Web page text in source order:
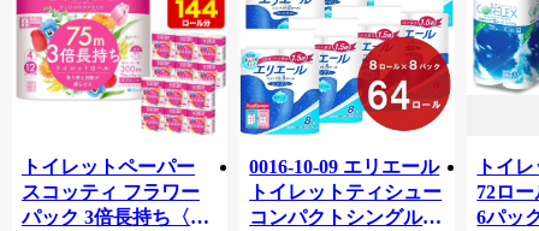
トイレットペーパー
スコッティ フラワー
パック 3倍長持ち〈香
0016-10-09 エリエール
トイレットティシュー
コンパクトシングル 8
トイ
72ロ
6パッ